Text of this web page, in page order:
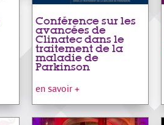
Conférence sur les
avancées de
Clinatec dans le
traitement de la
maladie de
Parkinson
en savoir +